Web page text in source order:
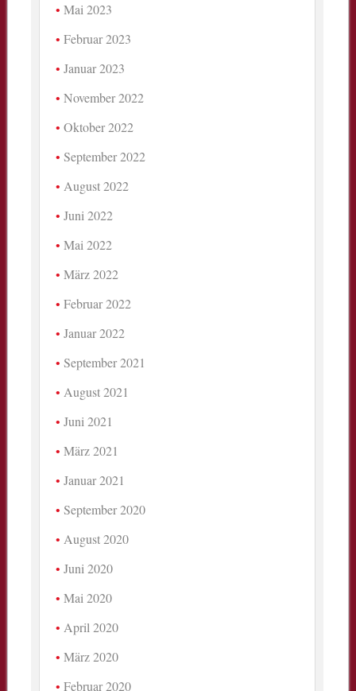
Mai 2023
Februar 2023
Januar 2023
November 2022
Oktober 2022
September 2022
August 2022
Juni 2022
Mai 2022
März 2022
Februar 2022
Januar 2022
September 2021
August 2021
Juni 2021
März 2021
Januar 2021
September 2020
August 2020
Juni 2020
Mai 2020
April 2020
März 2020
Februar 2020